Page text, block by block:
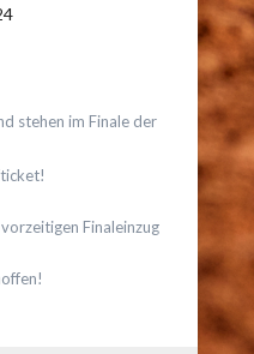
stehen im Finale der
Finaleinzug